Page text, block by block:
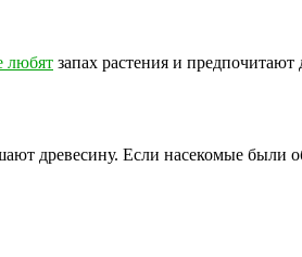
любят запах растения и предпочитают
древесину. Если насекомые были